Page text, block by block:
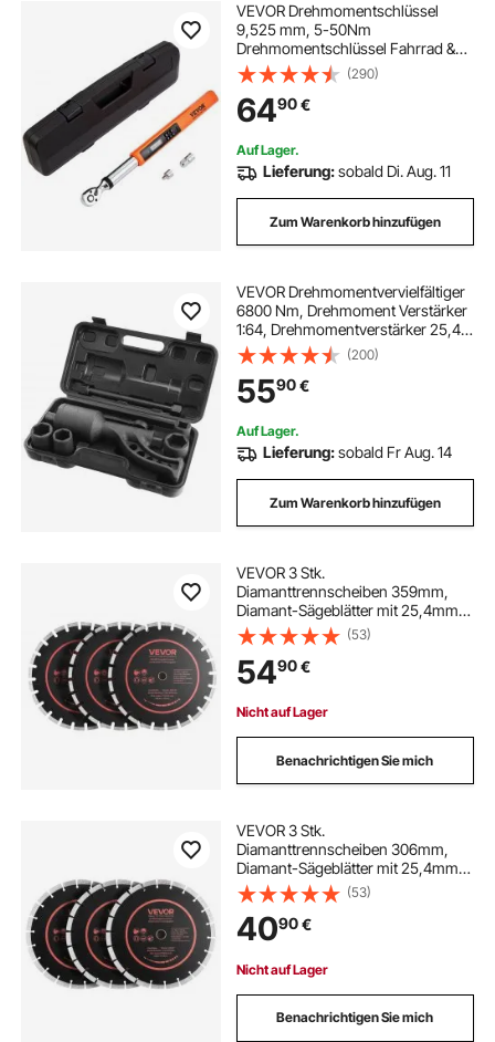
VEVOR Drehmomentschlüssel
9,525 mm, 5-50Nm
Drehmomentschlüssel Fahrrad &
Motorrad Set, ± 2%
Fehlergenauigkeit, 12,7-6,35 mm
Adapter, 72 Zähne Ratschenkopf
Drehmomentschlüssel
Anwenderfreundlich Einstellbar
(290)
6490€
Auf Lager.
Lieferung:sobald Di. Aug. 11
Zum Warenkorb hinzufügen
VEVOR Drehmomentvervielfältiger
6800 Nm, Drehmoment Verstärker
1:64, Drehmomentverstärker 25,4 x
25,4 mm, Drehmomentverstärker
Radschlüssel Set 21# Vierkant 33
mm, 38 mm und 41 mm
Kraftschrauber
(200)
5590€
Auf Lager.
Lieferung:sobald Fr Aug. 14
Zum Warenkorb hinzufügen
VEVOR 3 Stk.
Diamanttrennscheiben 359mm,
Diamant-Sägeblätter mit 25,4mm
Bohrung & 11,8mm Segmenthöhe,
Max. 4800 U/min Diamantscheiben
für Trocken/Nass Schneiden,
Trennscheibe für Beton Mauerwerk
Stein
(53)
5490€
Nicht auf Lager
Benachrichtigen Sie mich
VEVOR 3 Stk.
Diamanttrennscheiben 306mm,
Diamant-Sägeblätter mit 25,4mm
Bohrung & 13mm Segmenthöhe,
Max. 6000 U/min Diamantscheiben
für Trocken/Nass Schneiden,
Trennscheibe für Beton Mauerwerk
Stein
(53)
4090€
Nicht auf Lager
Benachrichtigen Sie mich